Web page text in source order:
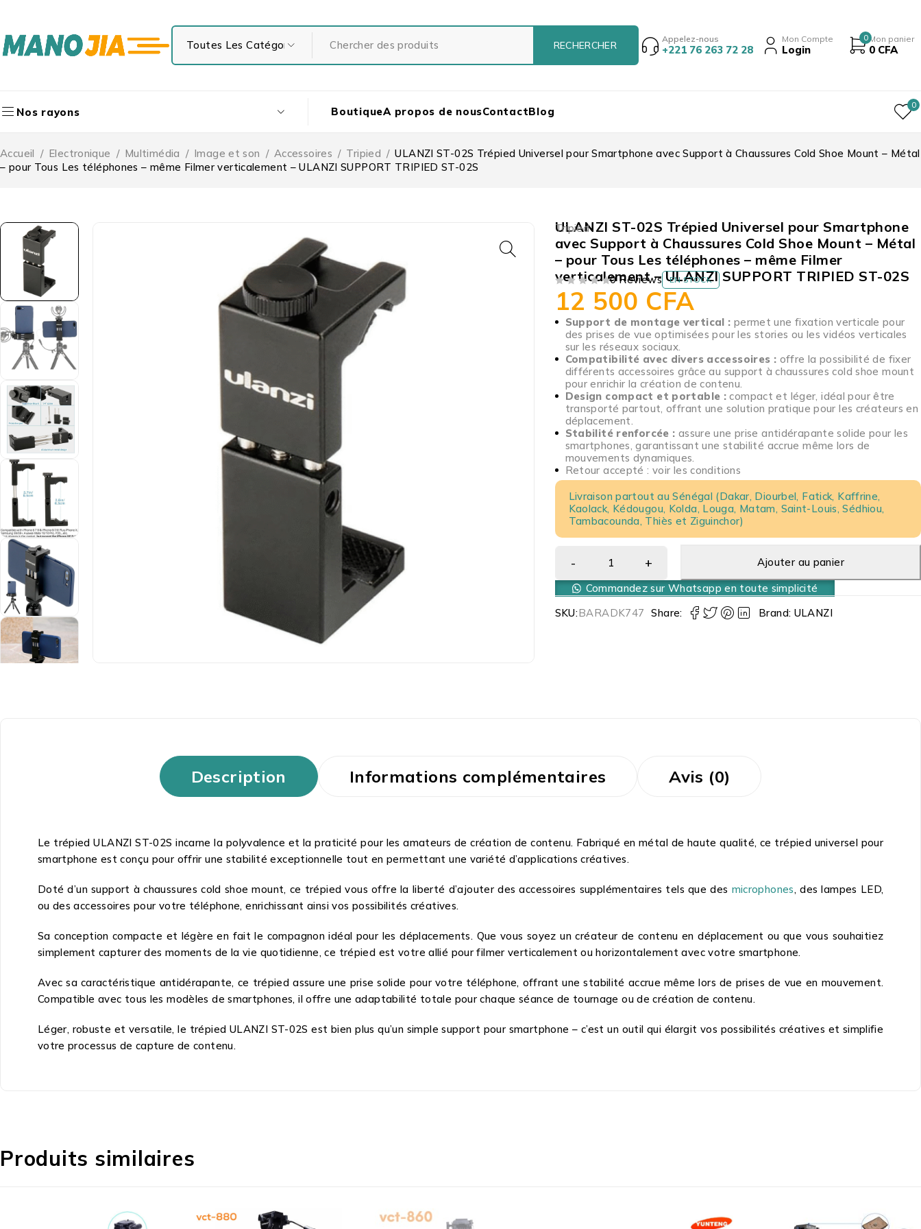
Appelez-nous
+221 76 263 72 28
Mon Compte
Login
0 Mon panier
0 CFA
Nos rayons BoutiqueA propos de nousContactBlog 0
Accueil / Electronique / Multimédia / Image et son / Accessoires / Tripied / ULANZI ST-02S Trépied Universel pour Smartphone avec Support à Chaussures Cold Shoe Mount – Métal
– pour Tous Les téléphones – même Filmer verticalement – ULANZI SUPPORT TRIPIED ST-02S
Tripied
ULANZI ST-02S Trépied Universel pour Smartphone
avec Support à Chaussures Cold Shoe Mount – Métal
– pour Tous Les téléphones – même Filmer
verticalement – ULANZI SUPPORT TRIPIED ST-02S
0 Reviews EN STOCK
12 500 CFA
Support de montage vertical : permet une fixation verticale pour
des prises de vue optimisées pour les stories ou les vidéos verticales
sur les réseaux sociaux.
Compatibilité avec divers accessoires : offre la possibilité de fixer
différents accessoires grâce au support à chaussures cold shoe mount
pour enrichir la création de contenu.
Design compact et portable : compact et léger, idéal pour être
transporté partout, offrant une solution pratique pour les créateurs en
déplacement.
Stabilité renforcée : assure une prise antidérapante solide pour les
smartphones, garantissant une stabilité accrue même lors de
mouvements dynamiques.
Retour accepté : voir les conditions
Livraison partout au Sénégal (Dakar, Diourbel, Fatick, Kaffrine,
Kaolack, Kédougou, Kolda, Louga, Matam, Saint-Louis, Sédhiou,
Tambacounda, Thiès et Ziguinchor)
Ajouter au panier
Commandez sur Whatsapp en toute simplicité
SKU:BARADK747 Share: Brand: ULANZI
Description Informations complémentaires Avis (0)
Le trépied ULANZI ST-02S incarne la polyvalence et la praticité pour les amateurs de création de contenu. Fabriqué en métal de haute qualité, ce trépied universel pour
smartphone est conçu pour offrir une stabilité exceptionnelle tout en permettant une variété d’applications créatives.
Doté d’un support à chaussures cold shoe mount, ce trépied vous offre la liberté d’ajouter des accessoires supplémentaires tels que des microphones, des lampes LED,
ou des accessoires pour votre téléphone, enrichissant ainsi vos possibilités créatives.
Sa conception compacte et légère en fait le compagnon idéal pour les déplacements. Que vous soyez un créateur de contenu en déplacement ou que vous souhaitiez
simplement capturer des moments de la vie quotidienne, ce trépied est votre allié pour filmer verticalement ou horizontalement avec votre smartphone.
Avec sa caractéristique antidérapante, ce trépied assure une prise solide pour votre téléphone, offrant une stabilité accrue même lors de prises de vue en mouvement.
Compatible avec tous les modèles de smartphones, il offre une adaptabilité totale pour chaque séance de tournage ou de création de contenu.
Léger, robuste et versatile, le trépied ULANZI ST-02S est bien plus qu’un simple support pour smartphone – c’est un outil qui élargit vos possibilités créatives et simplifie
votre processus de capture de contenu.
Produits similaires